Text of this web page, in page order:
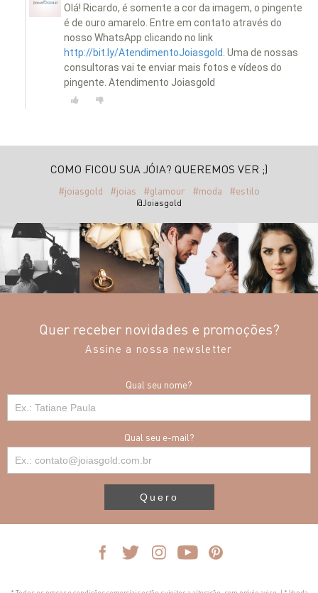
Olá! Ricardo, é somente a cor da imagem, o pingente
é de ouro amarelo. Entre em contato através do
nosso WhatsApp clicando no link
http://bit.ly/AtendimentoJoiasgold. Uma de nossas
consultoras vai te enviar mais fotos e vídeos do
pingente. Atendimento Joiasgold
COMO FICOU SUA JÓIA? QUEREMOS VER ;)
#joiasgold #joias #glamour #moda #estilo
@Joiasgold
Quer receber novidades e promoções?
Assine a nossa newsletter
Qual seu nome?
Qual seu e-mail?
Quero